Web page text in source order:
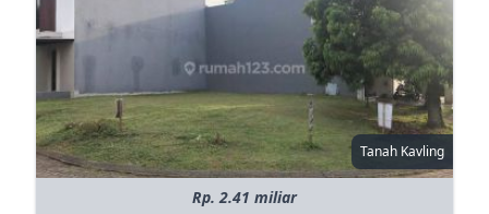
Tanah Kavling
Rp. 2.41 miliar